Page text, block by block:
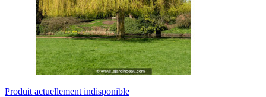
Produit actuellement indisponible